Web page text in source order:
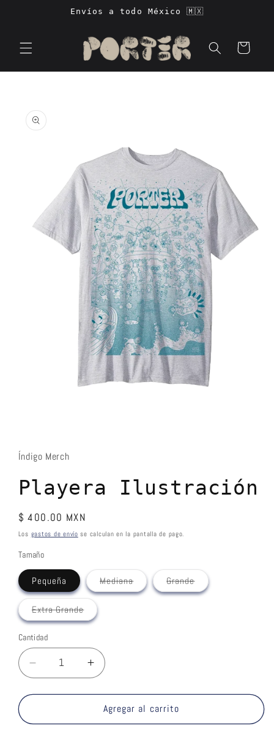
Envíos a todo México 🇲🇽
Carrito
información
1
en
ventana
modal
Índigo Merch
Playera Ilustración
Precio
habitual
$ 400.00 MXN
Los gastos de envío se calculan en la pantalla de pago.
Tamaño
Pequeña MedianaVariante
agotada
o
GrandeVariante
agotada
o
Extra GrandeVariante
agotada
o
Cantidad
Reducir
cantidad
para
Ilustración
Aumentar
cantidad
para
Playera
Ilustración
Agregar al carrito